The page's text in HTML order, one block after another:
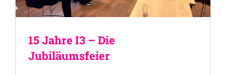
15 Jahre I3 – Die
Jubiläumsfeier